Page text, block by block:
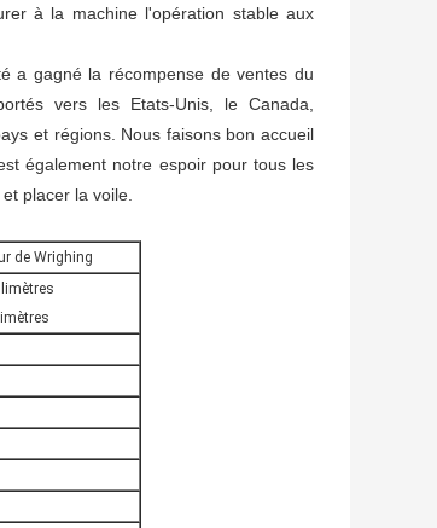
à la machine l'opération stable aux
a gagné la récompense de ventes du
vers les Etats-Unis, le Canada,
et régions. Nous faisons bon accueil
également notre espoir pour tous les
placer la voile.
de Wrighing